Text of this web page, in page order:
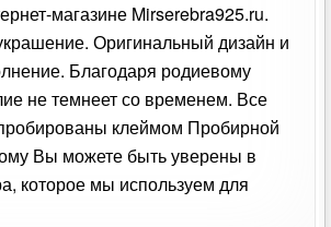
магазине Mirserebra925.ru.
Оригинальный дизайн и
Благодаря родиевому
не темнеет со временем. Все
клеймом Пробирной
Вы можете быть уверены в
которое мы используем для